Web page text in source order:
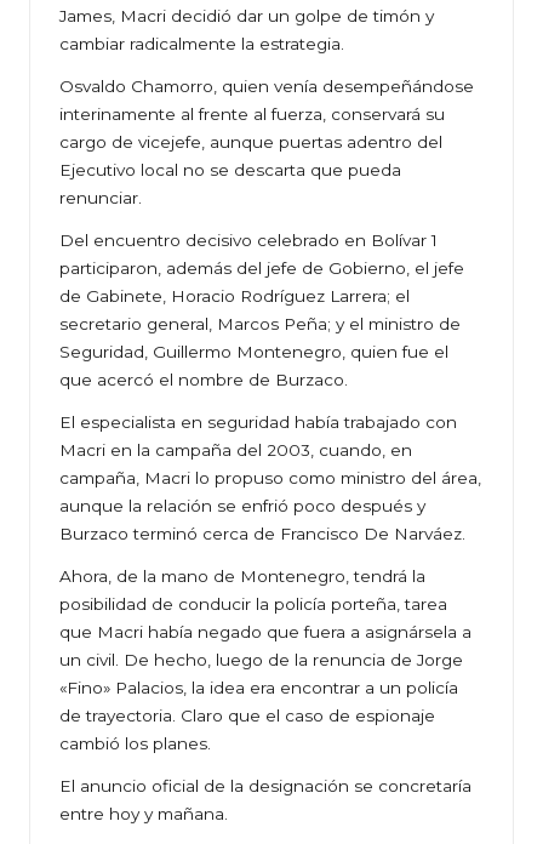
James, Macri decidió dar un golpe de timón y
cambiar radicalmente la estrategia.
Osvaldo Chamorro, quien venía desempeñándose
interinamente al frente al fuerza, conservará su
cargo de vicejefe, aunque puertas adentro del
Ejecutivo local no se descarta que pueda
renunciar.
Del encuentro decisivo celebrado en Bolívar 1
participaron, además del jefe de Gobierno, el jefe
de Gabinete, Horacio Rodríguez Larrera; el
secretario general, Marcos Peña; y el ministro de
Seguridad, Guillermo Montenegro, quien fue el
que acercó el nombre de Burzaco.
El especialista en seguridad había trabajado con
Macri en la campaña del 2003, cuando, en
campaña, Macri lo propuso como ministro del área,
aunque la relación se enfrió poco después y
Burzaco terminó cerca de Francisco De Narváez.
Ahora, de la mano de Montenegro, tendrá la
posibilidad de conducir la policía porteña, tarea
que Macri había negado que fuera a asignársela a
un civil. De hecho, luego de la renuncia de Jorge
«Fino» Palacios, la idea era encontrar a un policía
de trayectoria. Claro que el caso de espionaje
cambió los planes.
El anuncio oficial de la designación se concretaría
entre hoy y mañana.